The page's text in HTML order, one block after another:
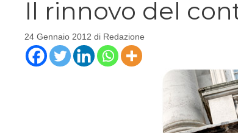
Il rinnovo del
24 Gennaio 2012 di Redazione